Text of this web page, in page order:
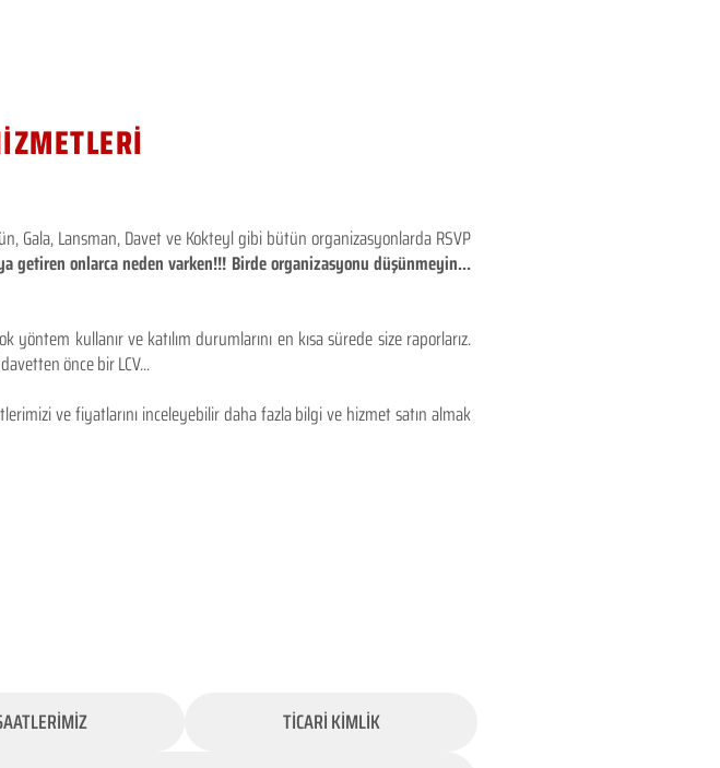
Gala, Lansman, Davet ve Kokteyl gibi bütün organizasyonlarda RSVP
getiren onlarca neden varken!!! Birde organizasyonu düşünmeyin...
kullanır ve katılım durumlarını en kısa sürede size raporlarız.
önce bir LCV...
ve fiyatlarını inceleyebilir daha fazla bilgi ve hizmet satın almak
TİCARİ KİMLİK